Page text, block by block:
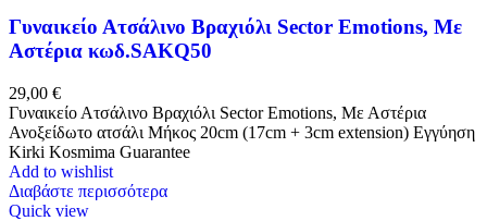
Γυναικείο Ατσάλινο Βραχιόλι Sector Emotions, Με
Αστέρια κωδ.SAKQ50
29,00 €
Γυναικείο Ατσάλινο Βραχιόλι Sector Emotions, Με Αστέρια
Ανοξείδωτο ατσάλι Μήκος 20cm (17cm + 3cm extension) Εγγύηση
Kirki Kosmima Guarantee
Add to wishlist
Διαβάστε περισσότερα
Quick view